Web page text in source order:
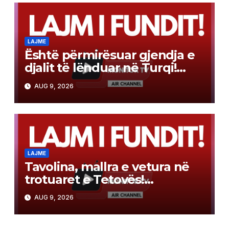
LAJME
Është përmirësuar gjendja e
djalit të lënduar në Turqi!
Kujdes, kërcimet në ujë
mund të shkaktojnë lëndime
të rënda!
AUG 9, 2026
LAJME
Tavolina, mallra e vetura në
trotuaret e Tetovës!
Qytetarët kërkojnë lirimin e
hapësirave publike
AUG 9, 2026